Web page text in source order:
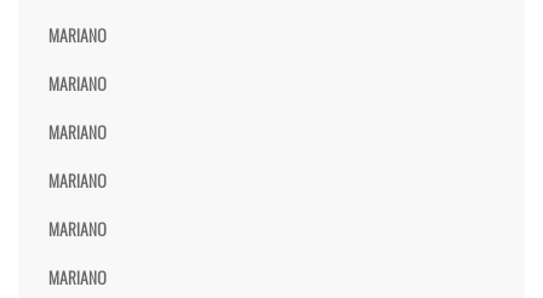
MARIANO
MARIANO
MARIANO
MARIANO
MARIANO
MARIANO